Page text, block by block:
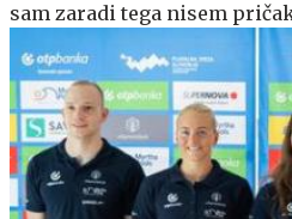
sam zaradi tega nisem